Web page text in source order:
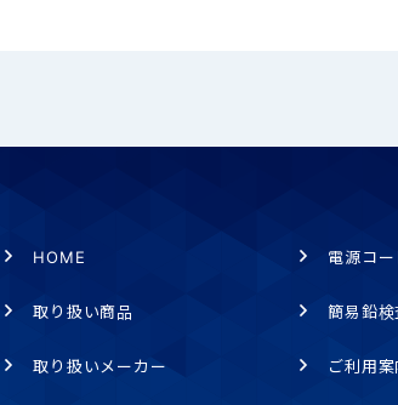
HOME
取り扱い商品
取り扱いメーカー
電源コー
簡易鉛検
ご利用案